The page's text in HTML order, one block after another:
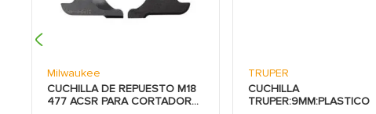
Milwaukee
CUCHILLA DE REPUESTO M18
477 ACSR PARA CORTADORA
TRUPER
CUCHILLA
TRUPER:9MM:PLASTICO